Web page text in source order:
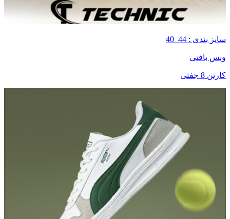
سایز بندی : 44_40
ونس بافتی
کارتن 8 جفتی